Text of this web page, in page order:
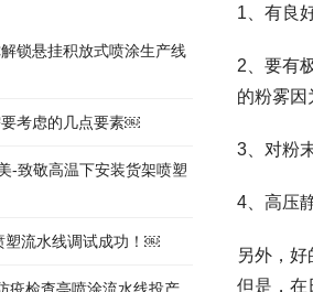
1、有良
2、要有
的粉雾因
3、对粉
4、高压
另外，
但是，在
锁悬挂积放式喷涂生产线
考虑的几点要素￼
-致敬高温下安装货架喷塑
塑流水线调试成功！￼